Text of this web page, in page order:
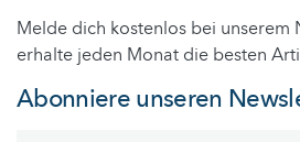
Melde dich kostenlos bei unserem
erhalte jeden Monat die besten
Abonniere unseren